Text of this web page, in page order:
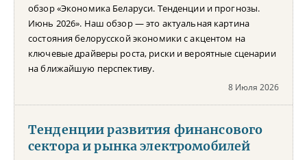
обзор «Экономика Беларуси. Тенденции и прогнозы.
Июнь 2026». Наш обзор — это актуальная картина
состояния белорусской экономики с акцентом на
ключевые драйверы роста, риски и вероятные сценарии
на ближайшую перспективу.
8 Июля 2026
Тенденции развития финансового
сектора и рынка электромобилей